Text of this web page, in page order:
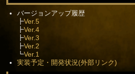
バージョンアップ履歴
┣Ver.5
┣Ver.4
┣Ver.3
┣Ver.2
┗Ver.1
実装予定・開発状況(外部リンク)